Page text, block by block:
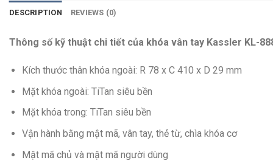
DESCRIPTION REVIEWS (0)
Thông số kỹ thuật chi tiết của khóa vân tay Kassler KL-
Kích thước thân khóa ngoài: R 78 x C 410 x D 29 mm
Mặt khóa ngoài: TiTan siêu bền
Mặt khóa trong: TiTan siêu bền
Vận hành bằng mật mã, vân tay, thẻ từ, chìa khóa cơ
Mật mã chủ và mật mã người dùng